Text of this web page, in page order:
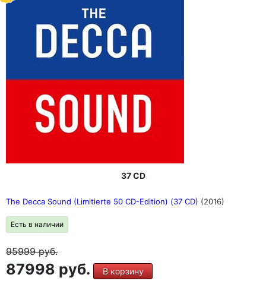
37 CD
The Decca Sound (Limitierte 50 CD-Edition) (37 CD) (2016)
Есть в наличии
95999руб.
87998 руб. В корзину